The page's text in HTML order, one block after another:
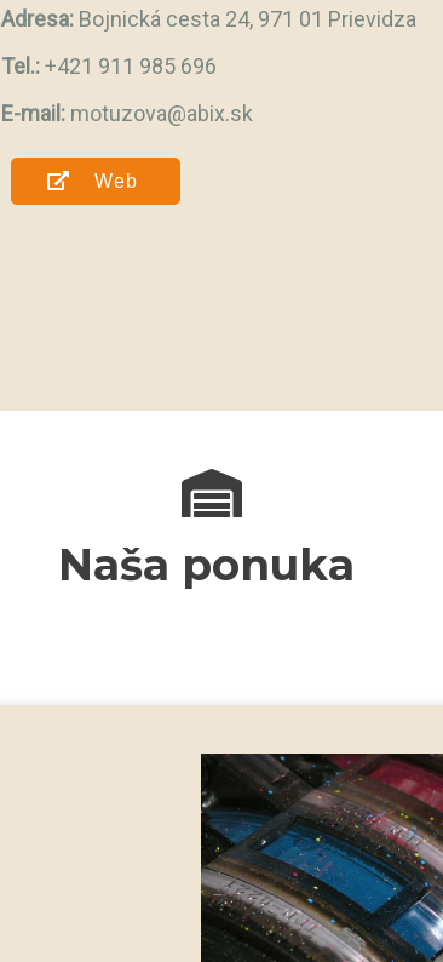
Adresa:Bojnická cesta 24, 971 01 Prievidza
Tel.:+421 911 985 696
E-mail:motuzova@abix.sk
Web
Naša ponuka